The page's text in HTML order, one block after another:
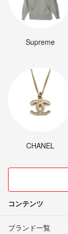
Supreme
CHANEL
コンテンツ
ブランド一覧